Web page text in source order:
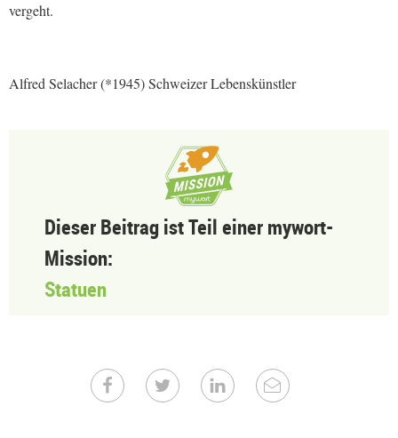
vergeht.
Alfred Selacher (*1945) Schweizer Lebenskünstler
Dieser Beitrag ist Teil einer mywort-
Mission:
Statuen